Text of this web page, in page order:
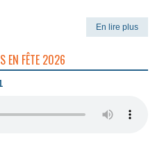
En lire plus
EN FÊTE 2026